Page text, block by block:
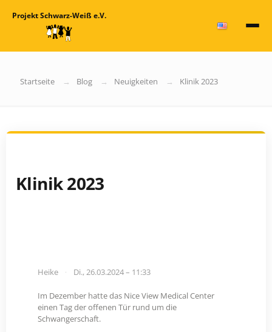
Projekt Schwarz-Weiß e.V.
Startseite Blog Neuigkeiten Klinik 2023
Klinik 2023
Heike Di., 26.03.2024 – 11:33
Im Dezember hatte das Nice View Medical Center
einen Tag der offenen Tür rund um die
Schwangerschaft.